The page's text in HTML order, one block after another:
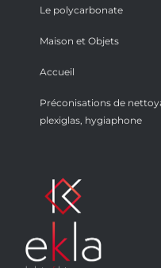
Le polycarbonate
Maison et Objets
Accueil
Préconisations de
plexiglas, hygiaphone